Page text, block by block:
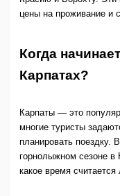
цены на проживание и
Когда
Карпатах?
Карпаты — это
многие туристы
планировать поездку.
горнолыжном сезоне в
какое время